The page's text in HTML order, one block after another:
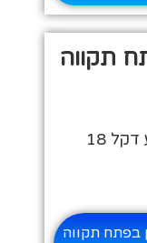
תקווה
18
בפתח תקווה